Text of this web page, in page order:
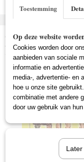
Home >Gebruikte DVD's
Hillbillies 8 (Gebruikt)
Toestemming
Op deze website
Cookies worden door
aanbieden van sociale
informatie en
media-, advertentie- en
hoe u onze site
combinatie met andere
door uw gebruik van